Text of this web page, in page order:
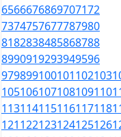
6566676869707172
7374757677787980
8182838485868788
8990919293949596
979899100101102103
105106107108109110
113114115116117118
121122123124125126